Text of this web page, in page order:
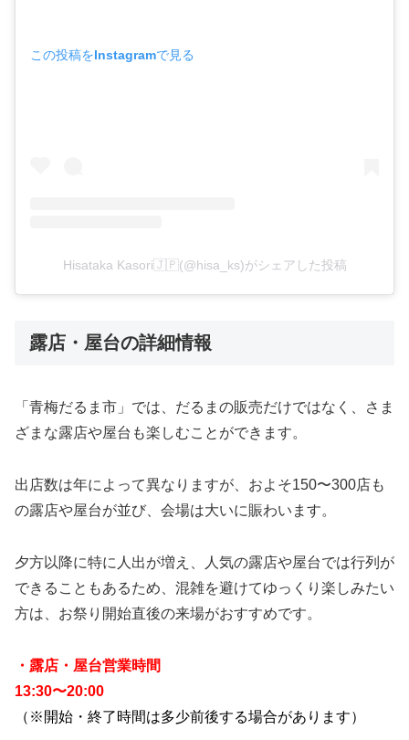
この投稿をInstagramで見る
Hisataka Kasori🇯🇵(@hisa_ks)がシェアした投稿
露店・屋台の詳細情報
「青梅だるま市」では、だるまの販売だけではなく、さま
ざまな露店や屋台も楽しむことができます。
出店数は年によって異なりますが、およそ150〜300店も
の露店や屋台が並び、会場は大いに賑わいます。
夕方以降に特に人出が増え、人気の露店や屋台では行列が
できることもあるため、混雑を避けてゆっくり楽しみたい
方は、お祭り開始直後の来場がおすすめです。
・露店・屋台営業時間
13:30〜20:00
（※開始・終了時間は多少前後する場合があります）